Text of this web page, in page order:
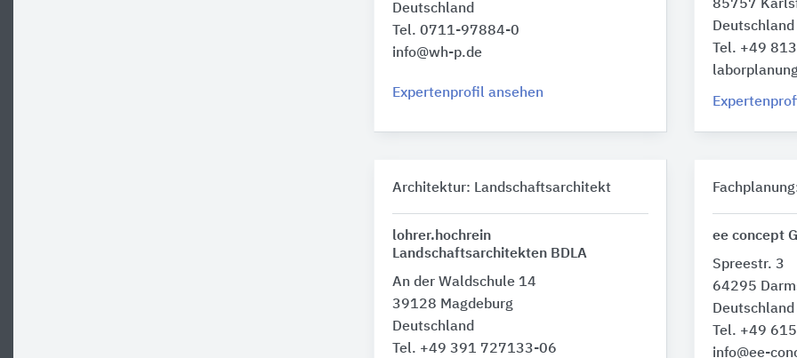
Deutschland
Tel. 0711-97884-0
info@wh-p.de
Expertenprofil ansehen
85757
Deutschland
Tel. +49
Architektur: Landschaftsarchitekt
lohrer.hochrein
Landschaftsarchitekten BDLA
An der Waldschule 14
39128 Magdeburg
Deutschland
Tel. +49 391 727133-06
ee concept
Spreestr. 3
64295
Deutschland
Tel. +49
info@ee-